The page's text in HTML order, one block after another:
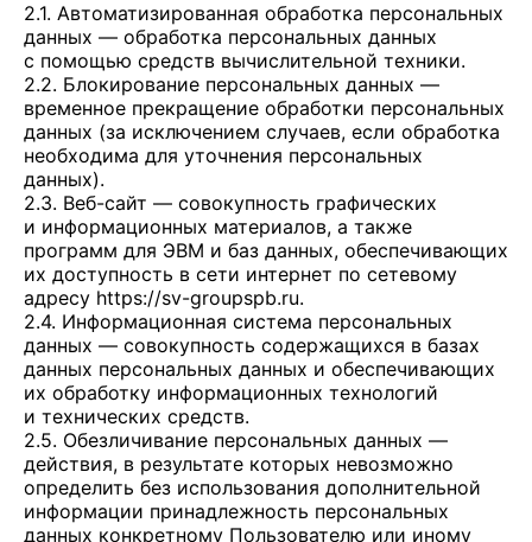
2.1. Автоматизированная обработка персональных
данных — обработка персональных данных
с помощью средств вычислительной техники.
2.2. Блокирование персональных данных —
временное прекращение обработки персональных
данных (за исключением случаев, если обработка
необходима для уточнения персональных
данных).
2.3. Веб-сайт — совокупность графических
и информационных материалов, а также
программ для ЭВМ и баз данных, обеспечивающих
их доступность в сети интернет по сетевому
адресу https://sv-groupspb.ru.
2.4. Информационная система персональных
данных — совокупность содержащихся в базах
данных персональных данных и обеспечивающих
их обработку информационных технологий
и технических средств.
2.5. Обезличивание персональных данных —
действия, в результате которых невозможно
определить без использования дополнительной
информации принадлежность персональных
данных конкретному Пользователю или иному